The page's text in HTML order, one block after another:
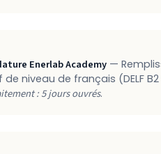
Enerlab Academy —
niveau de français (DELF
: 5 jours ouvrés.